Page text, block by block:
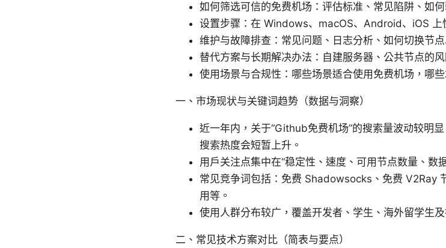
如何筛选可信的免费机场：评估标准、常见陷阱、如何
设置步骤：在 Windows、macOS、Android、iOS 上
维护与故障排查：常见问题、日志分析、如何切换节点
替代方案与长期解决办法：自建服务器、公共节点的风
使用场景与合规性：哪些场景适合使用免费机场，哪些
一、市场现状与关键词趋势（数据与洞察）
近一年内，关于“Github免费机场”的搜索量波动较明
搜索热度会短暂上升。
用户关注点集中在“稳定性、速度、可用节点数量、数
常见竞争词包括：免费 Shadowsocks、免费 V2Ray
用等。
使用人群分布较广，覆盖开发者、学生、海外留学生
二、常见技术方案对比（简表与要点）